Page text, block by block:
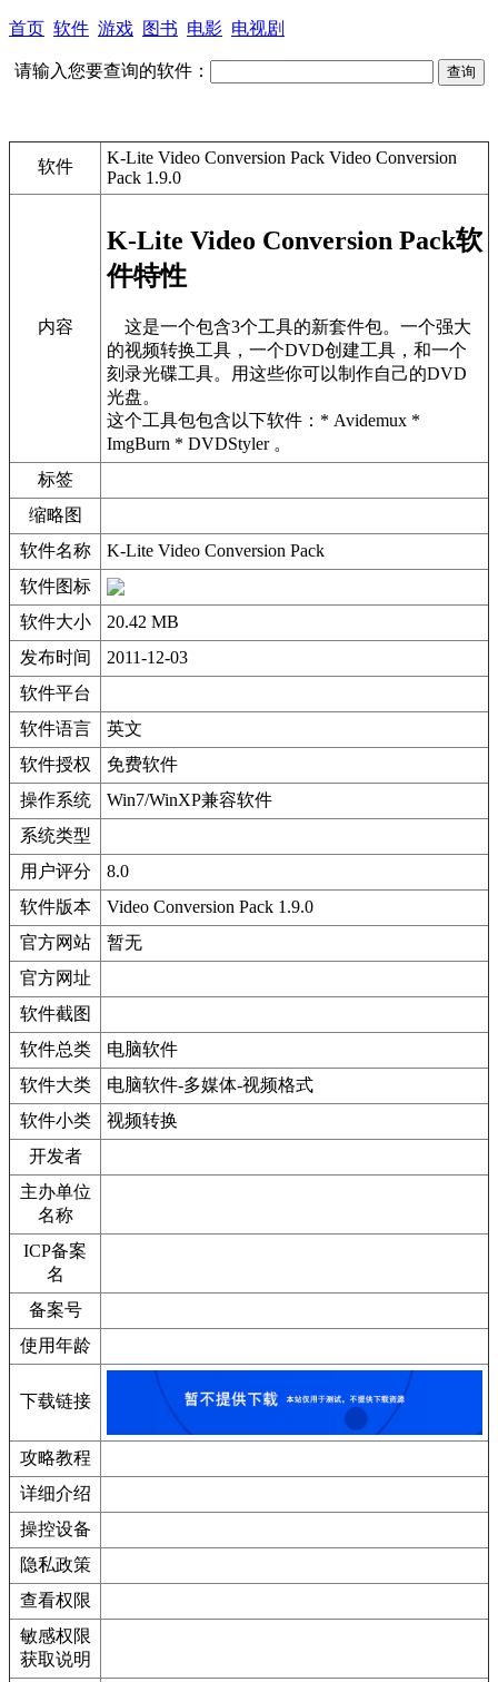
首页 软件 游戏 图书 电影 电视剧
请输入您要查询的软件：
软件
K-Lite Video Conversion Pack Video Conversion
Pack 1.9.0
内容
K-Lite Video Conversion Pack软
件特性
这是一个包含3个工具的新套件包。一个强大
的视频转换工具，一个DVD创建工具，和一个
刻录光碟工具。用这些你可以制作自己的DVD
光盘。
这个工具包包含以下软件：* Avidemux *
ImgBurn * DVDStyler 。
标签
缩略图
软件名称
K-Lite Video Conversion Pack
软件图标
软件大小
20.42 MB
发布时间
2011-12-03
软件平台
软件语言
英文
软件授权
免费软件
操作系统
Win7/WinXP兼容软件
系统类型
用户评分
8.0
软件版本
Video Conversion Pack 1.9.0
官方网站
暂无
官方网址
软件截图
软件总类
电脑软件
软件大类
电脑软件-多媒体-视频格式
软件小类
视频转换
开发者
主办单位
名称
ICP备案
名
备案号
使用年龄
下载链接
攻略教程
详细介绍
操控设备
隐私政策
查看权限
敏感权限
获取说明